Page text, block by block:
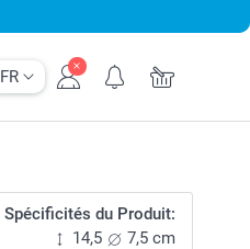
FR
Spécificités du Produit:
14,5
7,5 cm